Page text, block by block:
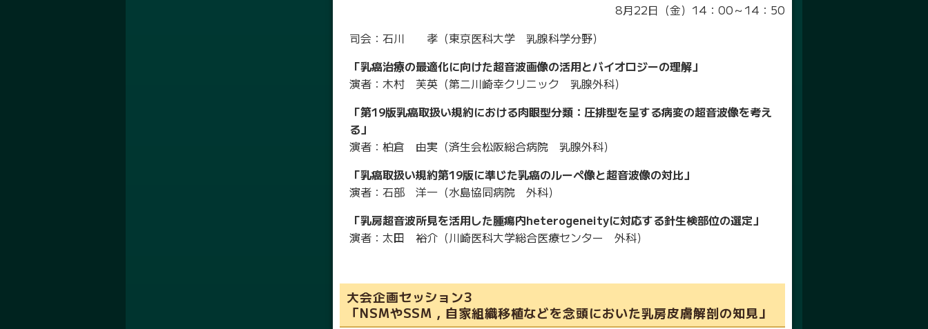
8月22日（金）14：00～14：50
司会：石川 孝（東京医科大学 乳腺科学分野）
「乳癌治療の最適化に向けた超音波画像の活用とバイオロジーの理解」
演者：木村 芙英（第二川崎幸クリニック 乳腺外科）
「第19版乳癌取扱い規約における肉眼型分類：圧排型を呈する病変の超音波像を考え
る」
演者：柏倉 由実（済生会松阪総合病院 乳腺外科）
「乳癌取扱い規約第19版に準じた乳癌のルーペ像と超音波像の対比」
演者：石部 洋一（水島協同病院 外科）
「乳房超音波所見を活用した腫瘍内heterogeneityに対応する針生検部位の選定」
演者：太田 裕介（川崎医科大学総合医療センター 外科）
大会企画セッション3
「NSMやSSM，自家組織移植などを念頭においた乳房皮膚解剖の知見」